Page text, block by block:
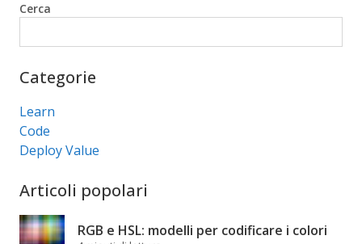
Cerca
Categorie
Learn
Code
Deploy Value
Articoli popolari
RGB e HSL: modelli per codificare i colori